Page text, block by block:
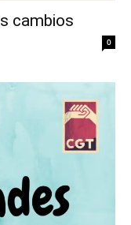
cambios
0